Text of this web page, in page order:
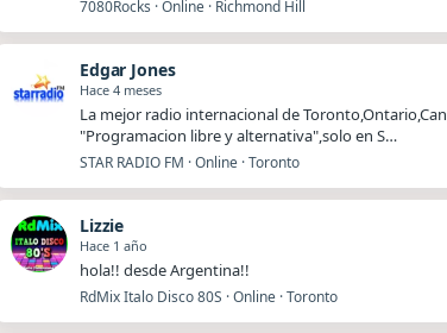
7080Rocks · Online · Richmond Hill
Edgar Jones
Hace 4 meses
La mejor radio internacional de
"Programacion libre y alternativa",solo en S…
STAR RADIO FM · Online · Toronto
Lizzie
Hace 1 año
hola!! desde Argentina!!
RdMix Italo Disco 80S · Online · Toronto